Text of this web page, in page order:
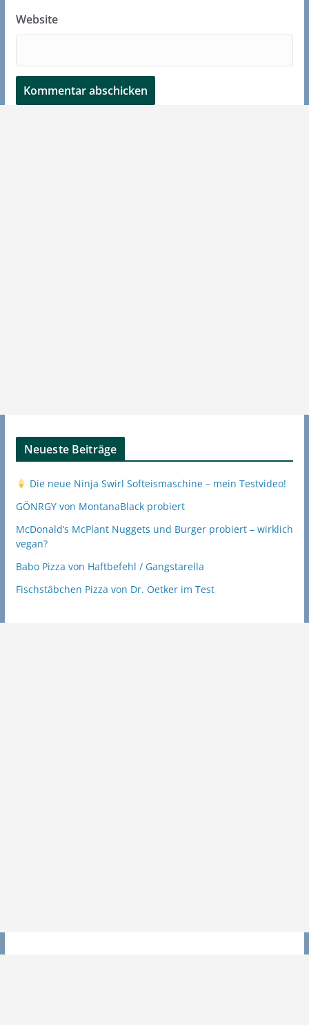
Website
Neueste Beiträge
Die neue Ninja Swirl Softeismaschine – mein Testvideo!
GÖNRGY von MontanaBlack probiert
McDonald’s McPlant Nuggets und Burger probiert – wirklich
vegan?
Babo Pizza von Haftbefehl / Gangstarella
Fischstäbchen Pizza von Dr. Oetker im Test